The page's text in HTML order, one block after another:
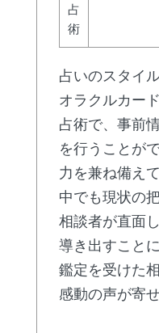
占
術
占いのスタイ
オラクルカー
占術で、事前
を行うことが
力を兼ね備え
中でも現状の
相談者が直面
導き出すこと
鑑定を受けた
感動の声が寄